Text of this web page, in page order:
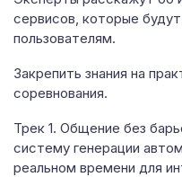
сервисов, которые
пользователям.
Закрепить знания на
соревнования.
Трек 1. Общение без
систему генерации
реальном времени для